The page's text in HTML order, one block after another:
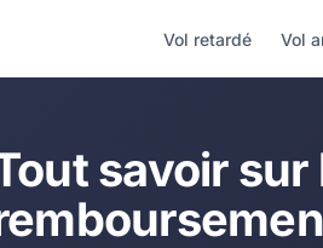
Vol retardé Vol
savoir sur